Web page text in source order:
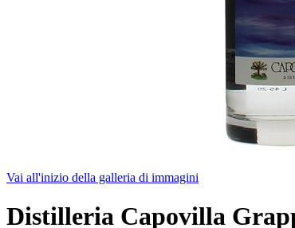
Vai all'inizio della galleria di immagini
Distilleria Capovilla